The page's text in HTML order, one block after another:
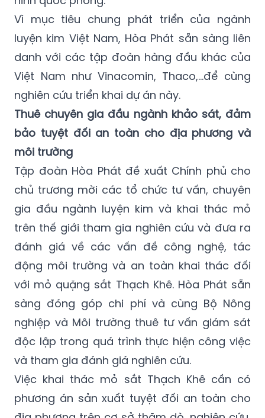
Vì mục tiêu chung phát triển của ngành
luyện kim Việt Nam, Hòa Phát sẵn sàng liên
danh với các tập đoàn hàng đầu khác của
Việt Nam như Vinacomin, Thaco,…để cùng
nghiên cứu triển khai dự án này.
Thuê chuyên gia đầu ngành khảo sát, đảm
bảo tuyệt đối an toàn cho địa phương và
môi trường
Tập đoàn Hòa Phát đề xuất Chính phủ cho
chủ trương mời các tổ chức tư vấn, chuyên
gia đầu ngành luyện kim và khai thác mỏ
trên thế giới tham gia nghiên cứu và đưa ra
đánh giá về các vấn đề công nghệ, tác
động môi trường và an toàn khai thác đối
với mỏ quặng sắt Thạch Khê. Hòa Phát sẵn
sàng đóng góp chi phí và cùng Bộ Nông
nghiệp và Môi trường thuê tư vấn giám sát
độc lập trong quá trình thực hiện công việc
và tham gia đánh giá nghiên cứu.
Việc khai thác mỏ sắt Thạch Khê cần có
phương án sản xuất tuyệt đối an toàn cho